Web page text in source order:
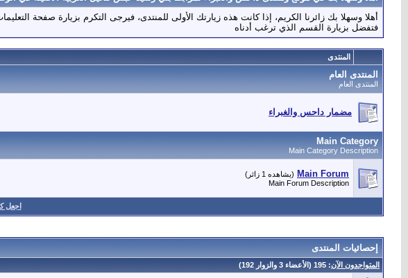
أهلا وسهلا بك زائرنا الكريم، إذا كانت هذه زيارتك الأولى للمنتدى، فيرجى التكرم بزيارة صفحة
فتفضل بزيارة القسم الذي ترغب أدناه
المنتدى
المنتدى العام
المنتدى العام
مضمار داحس والغبراء
Main Category
Main Category Description
Main Forum (يشاهده 1 زائر)
Main Forum Description
اجعل
إحصائيات المنتدى
المتواجدون الآن: 195 (الأعضاء 3 والزوار 192)